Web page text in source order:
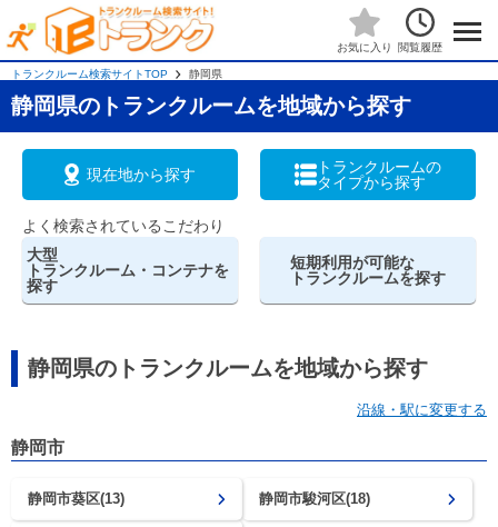
お気に入り 閲覧履歴
トランクルーム検索サイトTOP 静岡県
静岡県のトランクルームを地域から探す
現在地から探す
トランクルームの
タイプから探す
よく検索されているこだわり
大型
トランクルーム・コンテナを
探す
短期利用が可能な
トランクルームを探す
静岡県のトランクルームを地域から探す
沿線・駅に変更する
静岡市
静岡市葵区(13) 静岡市駿河区(18)